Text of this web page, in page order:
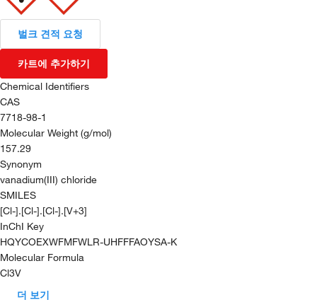
벌크 견적 요청
카트에 추가하기
Chemical Identifiers
CAS
7718-98-1
Molecular Weight (g/mol)
157.29
Synonym
vanadium(III) chloride
SMILES
[Cl-].[Cl-].[Cl-].[V+3]
InChI Key
HQYCOEXWFMFWLR-UHFFFAOYSA-K
Molecular Formula
Cl3V
더 보기